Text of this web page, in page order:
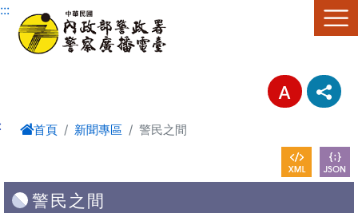
進入內容區塊
:::
首頁 新聞專區 警民之間
警民之間